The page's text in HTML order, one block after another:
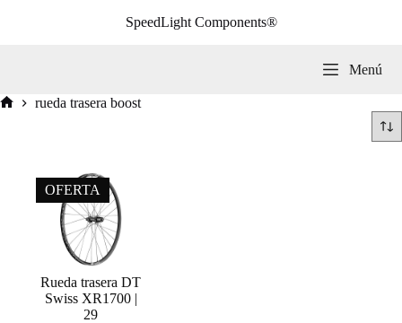
SpeedLight Components®
Menú
rueda trasera boost
OFERTA
Rueda trasera DT
Swiss XR1700 |
29